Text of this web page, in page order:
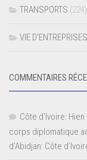
TRANSPORTS (224)
VIE D’ENTREPRISES
COMMENTAIRES
Côte d'Ivoire:
corps diplomatique
d’Abidjan: Côte